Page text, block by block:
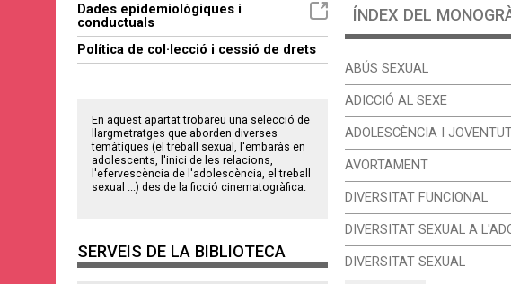
ÍNDEX DEL
ABÚS SEXUAL
ADICCIÓ AL SEXE
ADOLESCÈNCIA I
AVORTAMENT
DIVERSITAT FUNCIONAL
DIVERSITAT SEXUAL A
DIVERSITAT SEXUAL
Dades epidemiològiques i
conductuals
Política de col·lecció i cessió de drets
En aquest apartat trobareu una selecció de
llargmetratges que aborden diverses
temàtiques (el treball sexual, l'embaràs en
adolescents, l'inici de les relacions,
l'efervescència de l'adolescència, el treball
sexual ...) des de la ficció cinematogràfica.
SERVEIS DE LA BIBLIOTECA